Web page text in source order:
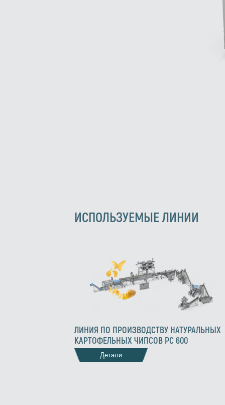
ИСПОЛЬЗУЕМЫЕ ЛИНИИ
ЛИНИЯ ПО ПРОИЗВОДСТВУ НАТУРАЛЬНЫХ
КАРТОФЕЛЬНЫХ ЧИПСОВ PC 600
Детали